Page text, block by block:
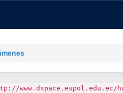
www.dspace.espol.edu.ec/